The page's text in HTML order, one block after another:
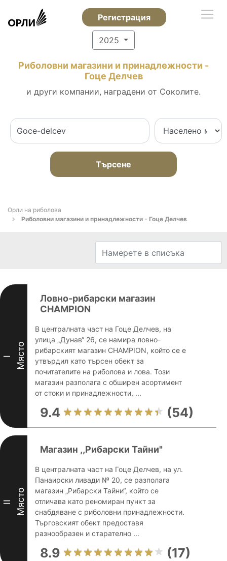
Регистрация
2025
Риболовни магазини и принадлежности -
Гоце Делчев
и други компании, наградени от Соколите.
Търсене
Орли на риболова
Риболовни магазини и принадлежности - Гоце Делчев
I Място
Ловно-рибарски магазин
CHAMPION
В централната част на Гоце Делчев, на
улица „Дунав“ 26, се намира ловно-
рибарският магазин CHAMPION, който се е
утвърдил като търсен обект за
почитателите на риболова и лова. Този
магазин разполага с обширен асортимент
от стоки и принадлежности, ...
9.4 (54)
II Място
Магазин ,,Рибарски Тайни"
В централната част на Гоце Делчев, на ул.
Панаирски ливади № 20, се разполага
магазин „Рибарски Тайни“, който се
отличава като реномиран пункт за
снабдяване с риболовни принадлежности.
Търговският обект предоставя
разнообразен и старателно ...
8.9 (17)